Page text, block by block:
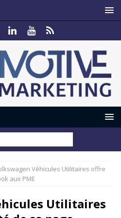
Véhicules Utilitaires offre
aux PME
Utilitaires